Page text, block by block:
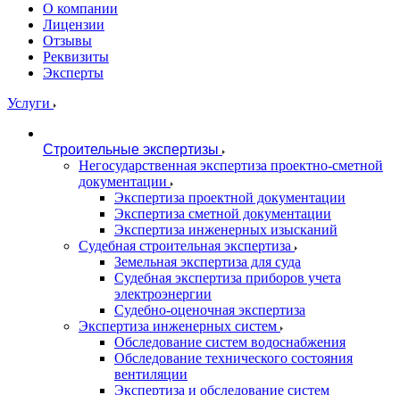
О компании
Лицензии
Отзывы
Реквизиты
Эксперты
Услуги
Строительные экспертизы
Негосударственная экспертиза проектно-сметной
документации
Экспертиза проектной документации
Экспертиза сметной документации
Экспертиза инженерных изысканий
Судебная строительная экспертиза
Земельная экспертиза для суда
Судебная экспертиза приборов учета
электроэнергии
Судебно-оценочная экспертиза
Экспертиза инженерных систем
Обследование систем водоснабжения
Обследование технического состояния
вентиляции
Экспертиза и обследование систем